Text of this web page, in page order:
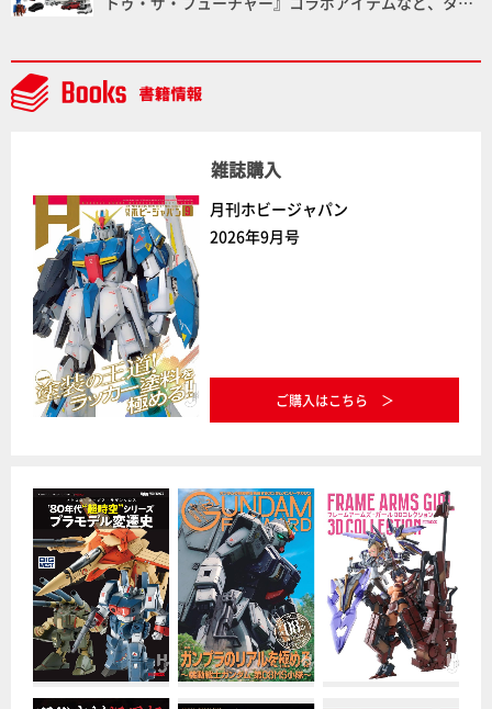
NEWITEM】
雑誌購入
月刊ホビージャパン
2026年9月号
ご購入はこちら